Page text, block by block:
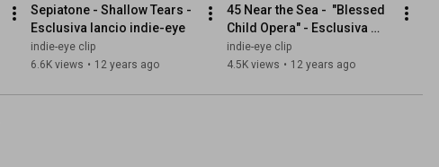
Sepiatone - Shallow Tears -
Esclusiva lancio indie-eye
indie-eye clip
6.6K views • 12 years ago
45 Near the Sea -  "Blessed
Child Opera" - Esclusiva
lancio Indie-eye
indie-eye clip
4.5K views • 12 years ago